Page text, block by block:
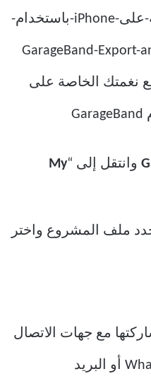
وانتقل إلى “My
ملف المشروع واختر
مع جهات الاتصال
الخاصة بك على WhatsApp أو البريد